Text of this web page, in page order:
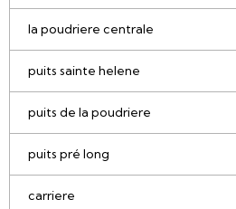
la poudriere centrale
puits sainte helene
puits de la poudriere
puits pré long
carriere